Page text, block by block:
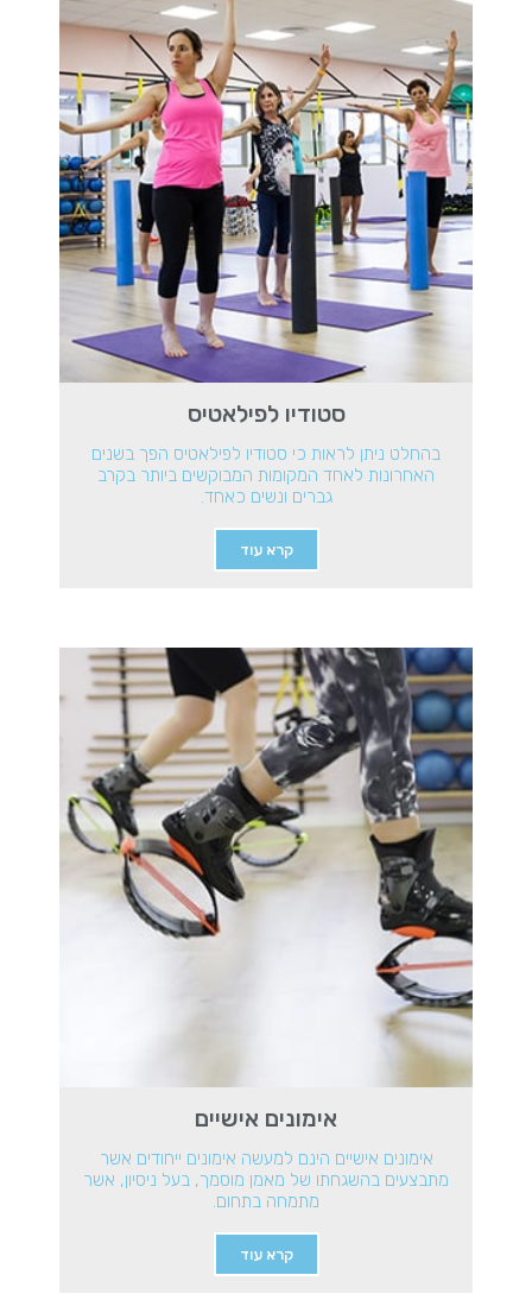
סטודיו לפילאטיס
בהחלט ניתן לראות כי סטודיו לפילאטיס הפך בשנים
האחרונות לאחד המקומות המבוקשים ביותר בקרב
גברים ונשים כאחד.
קרא עוד
אימונים אישיים
אימונים אישיים הינם למעשה אימונים ייחודים אשר
מתבצעים בהשגחתו של מאמן מוסמך, בעל ניסיון, אשר
מתמחה בתחום.
קרא עוד